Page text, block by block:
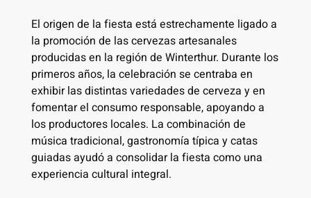
El origen de la fiesta está estrechamente ligado a
la promoción de las cervezas artesanales
producidas en la región de Winterthur. Durante los
primeros años, la celebración se centraba en
exhibir las distintas variedades de cerveza y en
fomentar el consumo responsable, apoyando a
los productores locales. La combinación de
música tradicional, gastronomía típica y catas
guiadas ayudó a consolidar la fiesta como una
experiencia cultural integral.